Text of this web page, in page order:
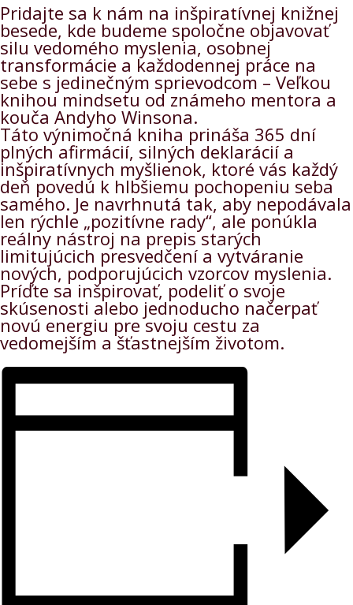
Pridajte sa k nám na inšpiratívnej knižnej
besede, kde budeme spoločne objavovať
silu vedomého myslenia, osobnej
transformácie a každodennej práce na
sebe s jedinečným sprievodcom – Veľkou
knihou mindsetu od známeho mentora a
kouča Andyho Winsona.
Táto výnimočná kniha prináša 365 dní
plných afirmácií, silných deklarácií a
inšpiratívnych myšlienok, ktoré vás každý
deň povedú k hlbšiemu pochopeniu seba
samého. Je navrhnutá tak, aby nepodávala
len rýchle „pozitívne rady“, ale ponúkla
reálny nástroj na prepis starých
limitujúcich presvedčení a vytváranie
nových, podporujúcich vzorcov myslenia.
Príďte sa inšpirovať, podeliť o svoje
skúsenosti alebo jednoducho načerpať
novú energiu pre svoju cestu za
vedomejším a šťastnejším životom.